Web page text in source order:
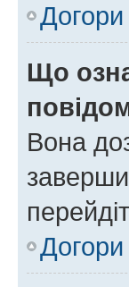
Догори
Що
Вона
Догори